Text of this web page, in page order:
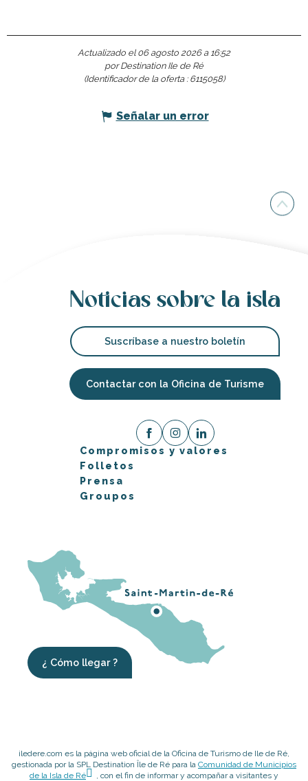
Actualizado el 06 agosto 2026 a 16:52
por Destination Ile de Ré
(Identificador de la oferta : 6115058)
Señalar un error
Noticias sobre la isla
Suscríbase a nuestro boletín
Contactar con la Oficina de Turisme
Compromisos y valores
Folletos
Prensa
Groupos
¿ Cómo llegar ?
iledere.com es la página web oficial de la Oficina de Turismo de Ile de Ré,
gestionada por la SPL Destination Île de Ré para la Comunidad de Municipios
de la Isla de Ré
, con el fin de informar y acompañar a visitantes y